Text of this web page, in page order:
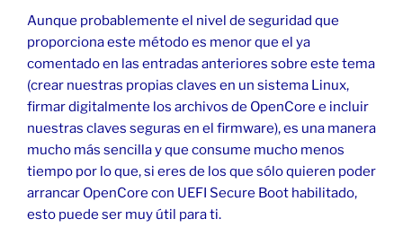
Aunque probablemente el nivel de seguridad que
proporciona este método es menor que el ya
comentado en las entradas anteriores sobre este tema
(crear nuestras propias claves en un sistema Linux,
firmar digitalmente los archivos de OpenCore e incluir
nuestras claves seguras en el firmware), es una manera
mucho más sencilla y que consume mucho menos
tiempo por lo que, si eres de los que sólo quieren poder
arrancar OpenCore con UEFI Secure Boot habilitado,
esto puede ser muy útil para ti.